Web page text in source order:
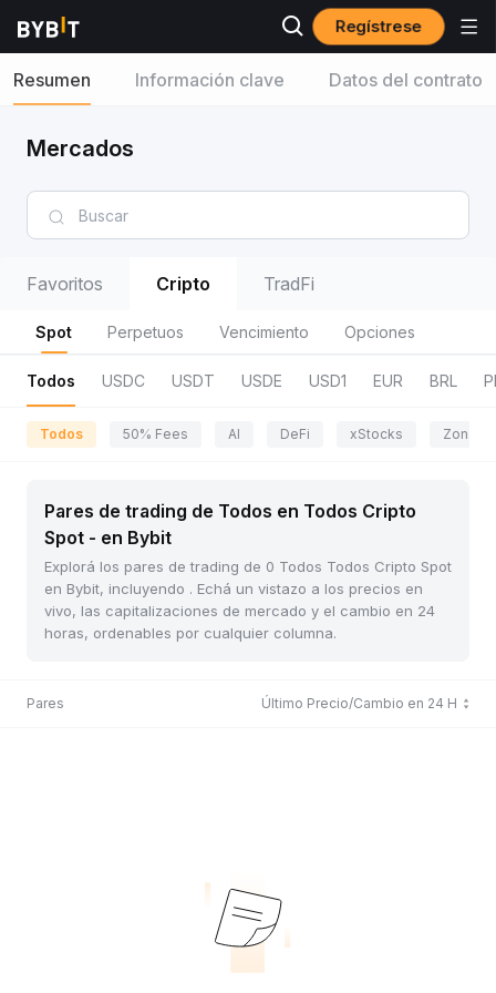
Regístrese
Resumen Información clave Datos del contrato
Mercados
Favoritos Cripto TradFi
Spot Perpetuos Vencimiento Opciones
Todos USDC USDT USDE USD1 EUR BRL
Todos 50% Fees AI DeFi xStocks Zona
Pares de trading de Todos en Todos Cripto
Spot - en Bybit
Explorá los pares de trading de 0 Todos Todos Cripto Spot
en Bybit, incluyendo . Echá un vistazo a los precios en
vivo, las capitalizaciones de mercado y el cambio en 24
horas, ordenables por cualquier columna.
Pares Último Precio/Cambio en 24 H